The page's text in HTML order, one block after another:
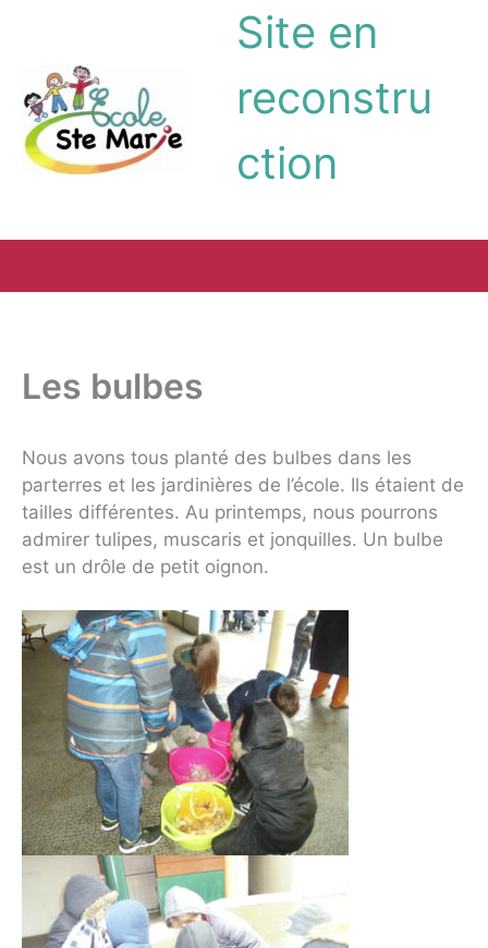
contenu
Site en
reconstru
ction
Les bulbes
Nous avons tous planté des bulbes dans les
parterres et les jardinières de l’école. Ils étaient de
tailles différentes. Au printemps, nous pourrons
admirer tulipes, muscaris et jonquilles. Un bulbe
est un drôle de petit oignon.